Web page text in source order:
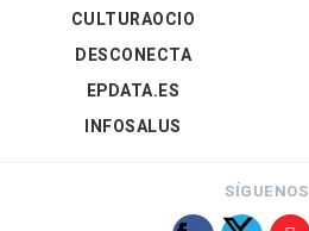
CULTURAOCIO
DESCONECTA
EPDATA.ES
INFOSALUS
SÍGUENOS